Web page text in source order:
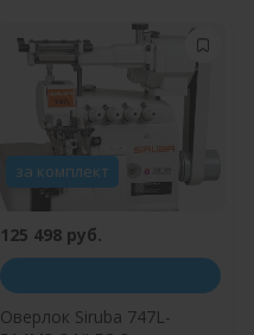
за комплект
125 498 руб.
Оверлок Siruba 747L-